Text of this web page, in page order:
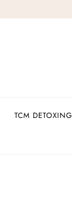
TCM DETOXING